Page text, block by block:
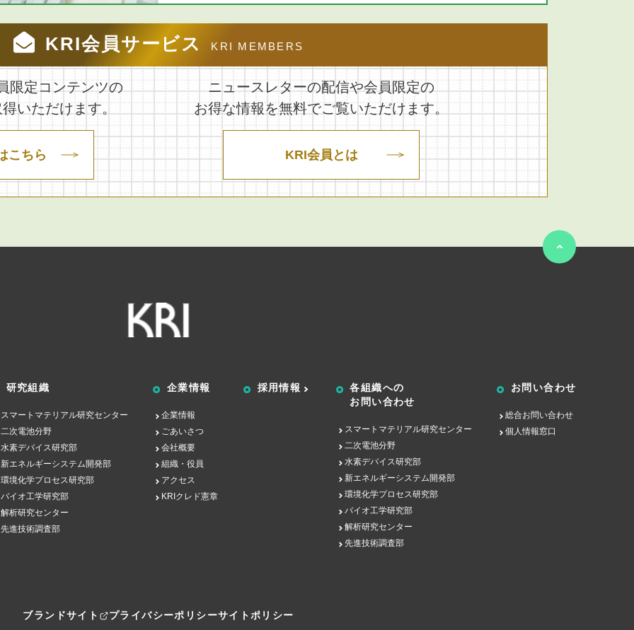
KRI会員サービス KRI MEMBERS
限定コンテンツの
いただけます。
こちら
ニュースレターの配信や会員限定の
お得な情報を無料でご覧いただけます。
KRI会員とは
研究組織
スマートマテリアル研究センター
二次電池分野
水素デバイス研究部
新エネルギーシステム開発部
環境化学プロセス研究部
バイオ工学研究部
解析研究センター
先進技術調査部
企業情報
企業情報
ごあいさつ
会社概要
組織・役員
アクセス
KRIクレド憲章
採用情報
各組織への
お問い合わせ
スマートマテリアル研究センター
二次電池分野
水素デバイス研究部
新エネルギーシステム開発部
環境化学プロセス研究部
バイオ工学研究部
解析研究センター
先進技術調査部
お問い合わせ
総合お問い合わせ
個人情報窓口
ブランドサイト プライバシーポリシーサイトポリシー